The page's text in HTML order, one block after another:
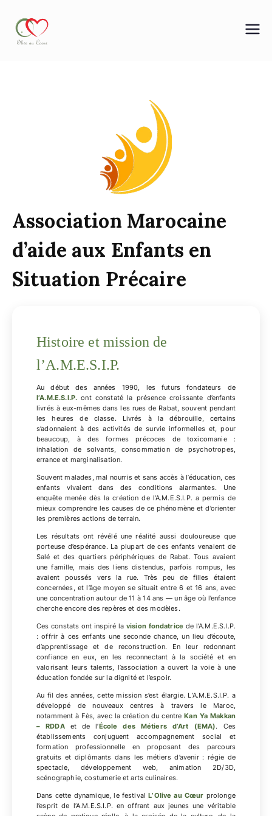
Association Marocaine
d’aide aux Enfants en
Situation Précaire
Histoire et mission de
l’A.M.E.S.I.P.
Au début des années 1990, les futurs fondateurs de
l’A.M.E.S.I.P. ont constaté la présence croissante d’enfants
livrés à eux-mêmes dans les rues de Rabat, souvent pendant
les heures de classe. Livrés à la débrouille, certains
s’adonnaient à des activités de survie informelles et, pour
beaucoup, à des formes précoces de toxicomanie :
inhalation de solvants, consommation de psychotropes,
errance et marginalisation.
Souvent malades, mal nourris et sans accès à l’éducation, ces
enfants vivaient dans des conditions alarmantes. Une
enquête menée dès la création de l’A.M.E.S.I.P. a permis de
mieux comprendre les causes de ce phénomène et d’orienter
les premières actions de terrain.
Les résultats ont révélé une réalité aussi douloureuse que
porteuse d’espérance. La plupart de ces enfants venaient de
Salé et des quartiers périphériques de Rabat. Tous avaient
une famille, mais des liens distendus, parfois rompus, les
avaient poussés vers la rue. Très peu de filles étaient
concernées, et l’âge moyen se situait entre 6 et 16 ans, avec
une concentration autour de 11 à 14 ans — un âge où l’enfance
cherche encore des repères et des modèles.
Ces constats ont inspiré la vision fondatrice de l’A.M.E.S.I.P.
: offrir à ces enfants une seconde chance, un lieu d’écoute,
d’apprentissage et de reconstruction. En leur redonnant
confiance en eux, en les reconnectant à la société et en
valorisant leurs talents, l’association a ouvert la voie à une
éducation fondée sur la dignité et l’espoir.
Au fil des années, cette mission s’est élargie. L’A.M.E.S.I.P. a
développé de nouveaux centres à travers le Maroc,
notamment à Fès, avec la création du centreKan Ya Makkan
– RDDAet de l’École des Métiers d’Art (EMA). Ces
établissements conjuguent accompagnement social et
formation professionnelle en proposant des parcours
gratuits et diplômants dans les métiers d’avenir : régie de
spectacle, développement web, animation 2D/3D,
scénographie, costumerie et arts culinaires.
Dans cette dynamique, le festivalL’Olive au Cœur prolonge
l’esprit de l’A.M.E.S.I.P. en offrant aux jeunes une véritable